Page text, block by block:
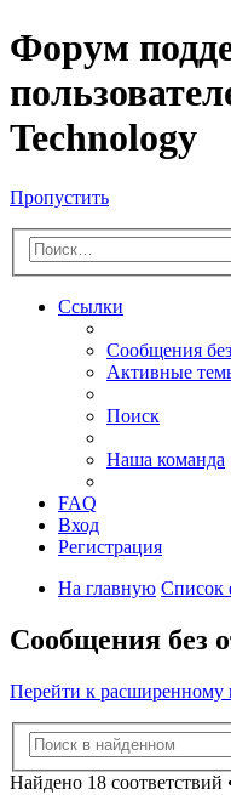
Форум
Technology
Пропустить
Ссылки
Сообщения
Активные
Поиск
Наша команда
FAQ
Вход
Регистрация
На главную Список
Сообщения без
Перейти к расширенному
Найдено 18 соответствий